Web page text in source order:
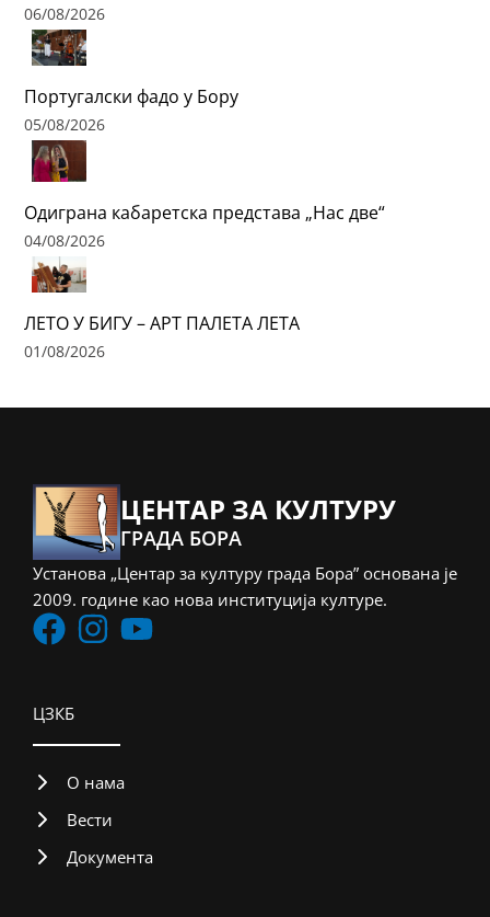
06/08/2026
Португалски фадо у Бору
05/08/2026
Одиграна кабаретска представа „Нас две“
04/08/2026
ЛЕТО У БИГУ – АРТ ПАЛЕТА ЛЕТА
01/08/2026
ЦЕНТАР ЗА КУЛТУРУ
ГРАДА БОРА
Установа „Центар за културу града Бора” основана је
2009. године као нова институција културе.
ЦЗКБ
О нама
Вести
Документа